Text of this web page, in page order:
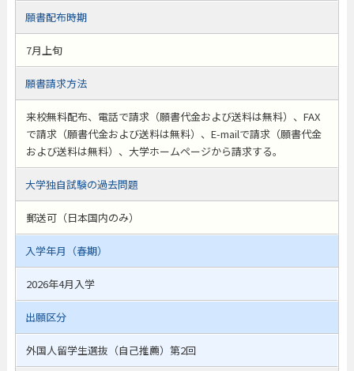
願書配布時期
7月上旬
願書請求方法
来校無料配布、電話で請求（願書代金および送料は無料）、FAX
で請求（願書代金および送料は無料）、E-mailで請求（願書代金
および送料は無料）、大学ホームページから請求する。
大学独自試験の過去問題
郵送可（日本国内のみ）
入学年月（春期）
2026年4月入学
出願区分
外国人留学生選抜（自己推薦）第2回